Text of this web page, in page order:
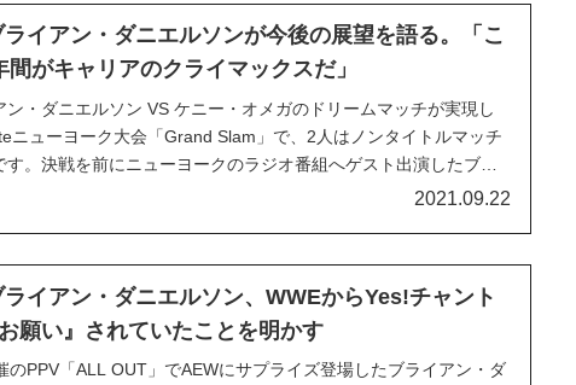
ライアン・ダニエルソンが今後の展望を語る。「こ
がキャリアのクライマックスだ」
ン・ダニエルソン VS ケニー・オメガのドリームマッチが実現し
ニューヨーク大会「Grand Slam」で、2人はノンタイトルマッチ
す。決戦を前にニューヨークのラジオ番組へゲスト出演したブラ
後3年間のキャリアをどう考えているか」と質問され、次のように
2021.09.22
ライアン・ダニエルソン、WWEからYes!チャント
願い』されていたことを明かす
のPPV「ALL OUT」でAEWにサプライズ登場したブライアン・ダ